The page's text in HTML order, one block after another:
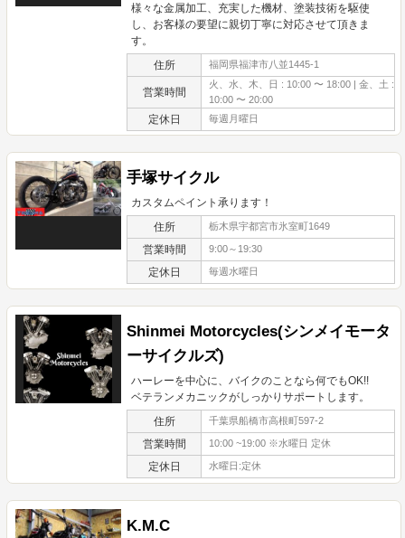
様々な金属加工、充実した機材、塗装技術を駆使
し、お客様の要望に親切丁寧に対応させて頂きま
す。
住所 福岡県福津市八並1445-1
営業時間
火、水、木、日 : 10:00 〜 18:00 | 金、土 :
10:00 〜 20:00
定休日 毎週月曜日
手塚サイクル
カスタムペイント承ります！
住所 栃木県宇都宮市氷室町1649
営業時間 9:00～19:30
定休日 毎週水曜日
Shinmei Motorcycles(シンメイモータ
ーサイクルズ)
ハーレーを中心に、バイクのことなら何でもOK!!
ベテランメカニックがしっかりサポートします。
住所 千葉県船橋市高根町597-2
営業時間 10:00 ~19:00 ※水曜日 定休
定休日 水曜日:定休
K.M.C